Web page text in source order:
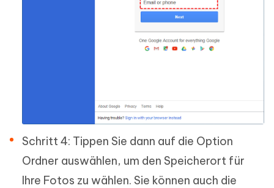
Schritt 4: Tippen Sie dann auf die Option
Ordner auswählen, um den Speicherort für
Ihre Fotos zu wählen. Sie können auch die